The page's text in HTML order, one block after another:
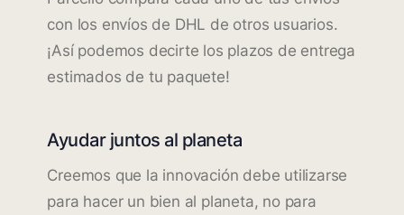
con los envíos de DHL de otros usuarios.
¡Así podemos decirte los plazos de entrega
estimados de tu paquete!
Ayudar juntos al planeta
Creemos que la innovación debe utilizarse
para hacer un bien al planeta, no para